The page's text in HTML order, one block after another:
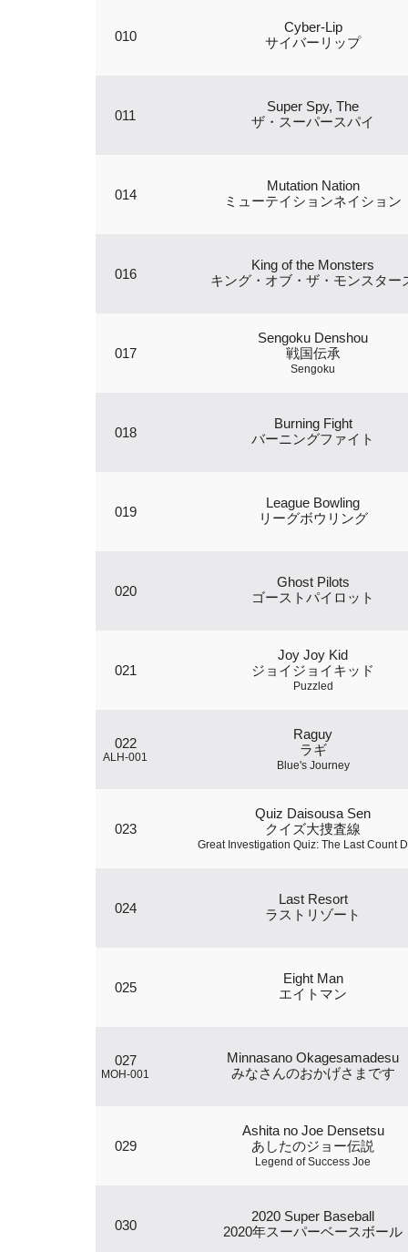
010
Cyber-Lip
サイバーリップ
011
Super Spy, The
ザ・スーパースパイ
014
Mutation Nation
ミューテイションネイション
016
King of the Monsters
キング・オブ・ザ・モンスター
017
Sengoku Denshou
戦国伝承
Sengoku
018
Burning Fight
バーニングファイト
019
League Bowling
リーグボウリング
020
Ghost Pilots
ゴーストパイロット
021
Joy Joy Kid
ジョイジョイキッド
Puzzled
022
ALH-001
Raguy
ラギ
Blue's Journey
023
Quiz Daisousa Sen
クイズ大捜査線
Great Investigation Quiz: The Last Count
024
Last Resort
ラストリゾート
025
Eight Man
エイトマン
027
MOH-001
Minnasano Okagesamadesu
みなさんのおかげさまです
029
Ashita no Joe Densetsu
あしたのジョー伝説
Legend of Success Joe
030
2020 Super Baseball
2020年スーパーベースボール